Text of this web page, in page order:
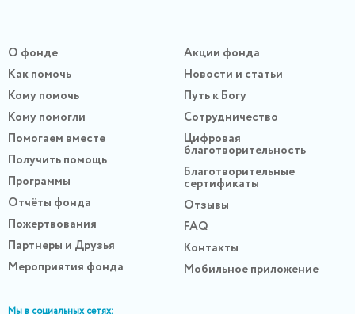
О фонде
Как помочь
Кому помочь
Кому помогли
Помогаем вместе
Получить помощь
Программы
Отчёты фонда
Пожертвования
Партнеры и Друзья
Мероприятия фонда
Акции фонда
Новости и статьи
Путь к Богу
Сотрудничество
Цифровая
благотворительность
Благотворительные
сертификаты
Отзывы
FAQ
Контакты
Мобильное приложение
Мы в социальных сетях: